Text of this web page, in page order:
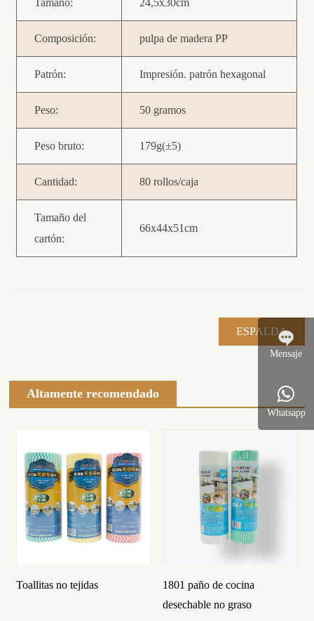
Tamaño: 24,5x30cm
Composición: pulpa de madera PP
Patrón: Impresión. patrón hexagonal
Peso: 50 gramos
Peso bruto: 179g(±5)
Cantidad: 80 rollos/caja
Tamaño del
cartón:
66x44x51cm
ESPALDA
Altamente recomendado
Toallitas no tejidas
1801 paño de cocina
desechable no graso
Mensaje
Whatsapp